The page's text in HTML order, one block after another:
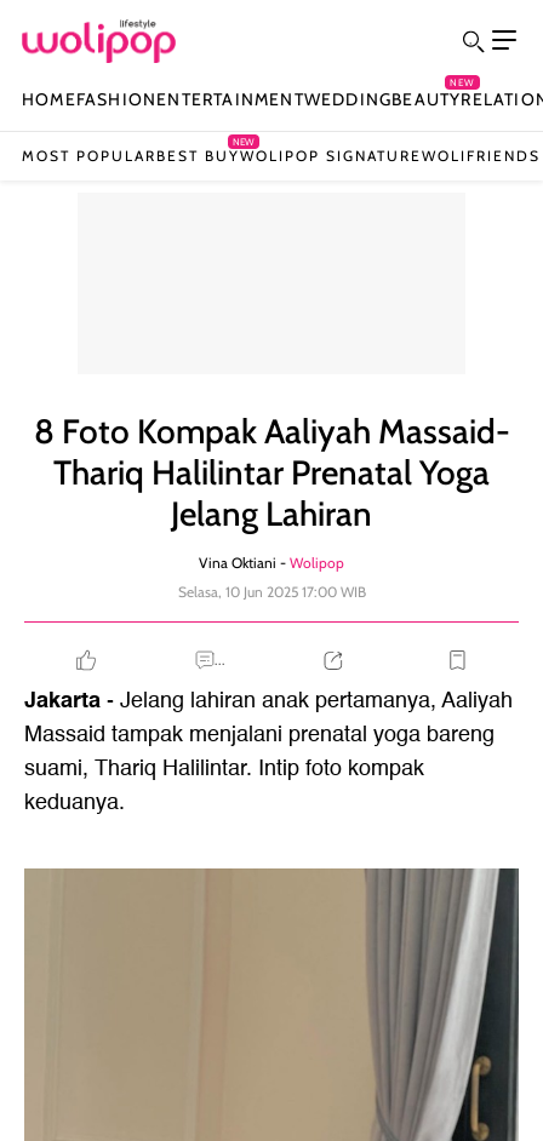
HOMEFASHIONENTERTAINMENTWEDDINGBEAUTY
NEW
MOST POPULAR BEST BUY
NEW
WOLIPOP SIGNATUREWOLIFRIENDS
8 Foto Kompak Aaliyah Massaid-
Thariq Halilintar Prenatal Yoga
Jelang Lahiran
Vina Oktiani - Wolipop
Selasa, 10 Jun 2025 17:00 WIB
...
Jakarta- Jelang lahiran anak pertamanya, Aaliyah
Massaid tampak menjalani prenatal yoga bareng
suami, Thariq Halilintar. Intip foto kompak
keduanya.